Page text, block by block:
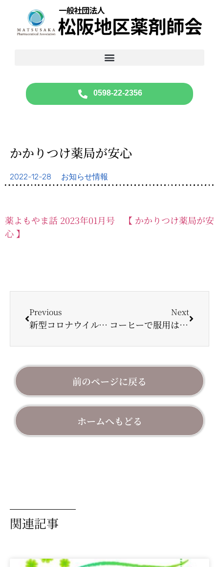
0598-22-2356
かかりつけ薬局が安心
2022-12-28 お知らせ情報
薬よもやま話 2023年01月号 【 かかりつけ薬局が安
心 】
Previous
新型コロナウイルス抗原定性検査キットの販売薬局等の一覧
Next
コーヒーで服用は駄目
前のページに戻る
ホームへもどる
関連記事